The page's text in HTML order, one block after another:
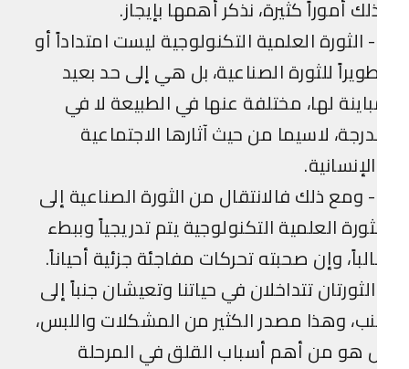
أموراً كثيرة، نذكر أهمها بإيجاز.
1- الثورة العلمية التكنولوجية ليست امتداداً أو
للثورة الصناعية، بل هي إلى حد بعيد
لها، مختلفة عنها في الطبيعة لا في
لاسيما من حيث آثارها الاجتماعية
2- ومع ذلك فالانتقال من الثورة الصناعية إلى
العلمية التكنولوجية يتم تدريجياً وببطء
وإن صحبته تحركات مفاجئة جزئية أحياناً.
تتداخلان في حياتنا وتعيشان جنباً إلى
وهذا مصدر الكثير من المشكلات واللبس،
هو من أهم أسباب القلق في المرحلة